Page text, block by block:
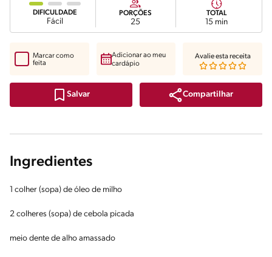
DIFICULDADE
Fácil
PORÇÕES
25
TOTAL
15 min
Salvar Compartilhar
Marcar como
feita
Adicionar ao meu
cardápio
Avalie esta receita
Ingredientes
1 colher (sopa) de óleo de milho
2 colheres (sopa) de cebola picada
meio dente de alho amassado